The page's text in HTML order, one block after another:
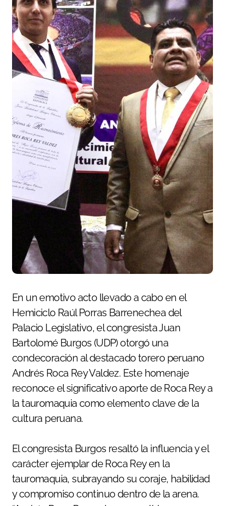
En un emotivo acto llevado a cabo en el
Hemiciclo Raúl Porras Barrenechea del
Palacio Legislativo, el congresista Juan
Bartolomé Burgos (UDP) otorgó una
condecoración al destacado torero peruano
Andrés Roca Rey Valdez. Este homenaje
reconoce el significativo aporte de Roca Rey a
la tauromaquia como elemento clave de la
cultura peruana.
El congresista Burgos resaltó la influencia y el
carácter ejemplar de Roca Rey en la
tauromaquia, subrayando su coraje, habilidad
y compromiso continuo dentro de la arena.